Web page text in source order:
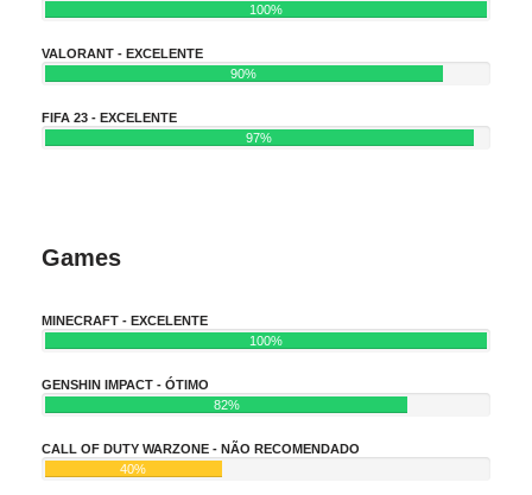
100%
VALORANT - EXCELENTE
90%
FIFA 23 - EXCELENTE
97%
Games
MINECRAFT - EXCELENTE
100%
GENSHIN IMPACT - ÓTIMO
82%
CALL OF DUTY WARZONE - NÃO RECOMENDADO
40%